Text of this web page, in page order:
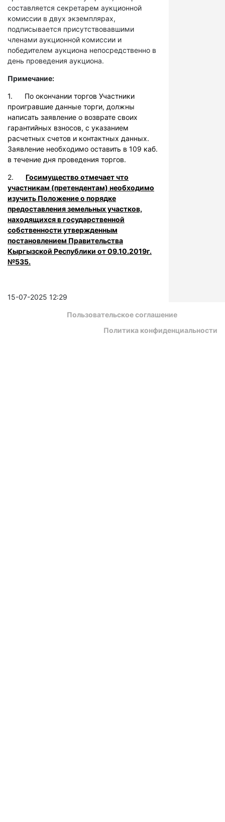
составляется секретарем аукционной
комиссии в двух экземплярах,
подписывается присутствовавшими
членами аукционной комиссии и
победителем аукциона непосредственно в
день проведения аукциона.
Примечание:
1. По окончании торгов Участники
проигравшие данные торги, должны
написать заявление о возврате своих
гарантийных взносов, с указанием
расчетных счетов и контактных данных.
Заявление необходимо оставить в 109 каб.
в течение дня проведения торгов.
2. Госимущество отмечает что
участникам (претендентам) необходимо
изучить Положение о порядке
предоставления земельных участков,
находящихся в государственной
собственности утвержденным
постановлением Правительства
Кыргызской Республики от 09.10.2019г.
№535.
15-07-2025 12:29
Пользовательское соглашение
Политика конфиденциальности